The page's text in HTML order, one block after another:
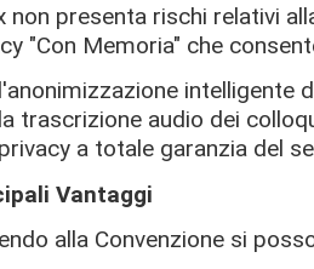
non presenta rischi relativi
"Con Memoria" che
l'anonimizzazione intelligente
la trascrizione audio dei
privacy a totale garanzia del
Vantaggi
alla Convenzione si